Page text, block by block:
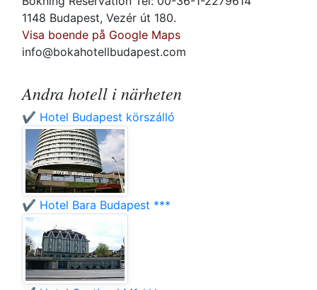
1148 Budapest, Vezér út 180.
Visa boende på Google Maps
info@bokahotellbudapest.com
Andra hotell i närheten
✔️ Hotel Budapest körszálló
✔️ Hotel Bara Budapest ***